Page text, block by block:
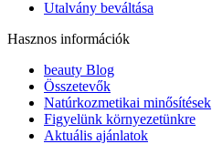
Utalvány beváltása
Hasznos információk
beauty Blog
Összetevők
Natúrkozmetikai minősítések
Figyelünk környezetünkre
Aktuális ajánlatok